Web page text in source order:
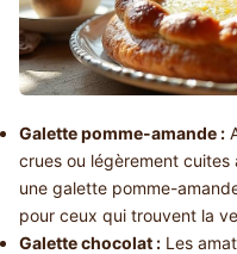
Galette pomme-amande :
crues ou légèrement cuites
une galette pomme-
pour ceux qui trouvent la
Galette chocolat : Les